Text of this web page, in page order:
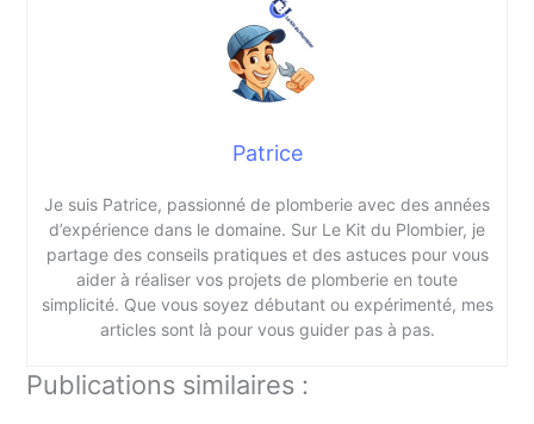
Patrice
Je suis Patrice, passionné de plomberie avec des années
d’expérience dans le domaine. Sur Le Kit du Plombier, je
partage des conseils pratiques et des astuces pour vous
aider à réaliser vos projets de plomberie en toute
simplicité. Que vous soyez débutant ou expérimenté, mes
articles sont là pour vous guider pas à pas.
Publications similaires :